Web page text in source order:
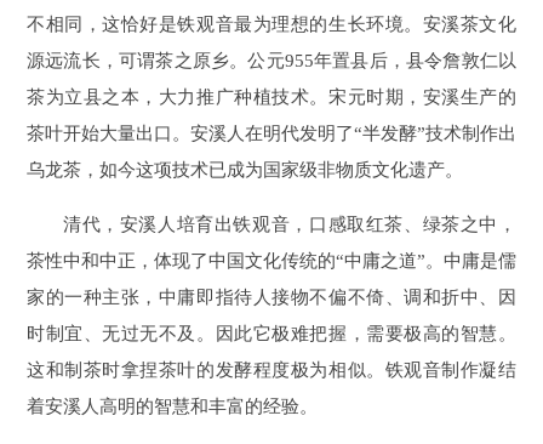
不相同，这恰好是铁观音最为理想的生长环境。安溪茶文化
源远流长，可谓茶之原乡。公元955年置县后，县令詹敦仁以
茶为立县之本，大力推广种植技术。宋元时期，安溪生产的
茶叶开始大量出口。安溪人在明代发明了“半发酵”技术制作出
乌龙茶，如今这项技术已成为国家级非物质文化遗产。
清代，安溪人培育出铁观音，口感取红茶、绿茶之中，
茶性中和中正，体现了中国文化传统的“中庸之道”。中庸是儒
家的一种主张，中庸即指待人接物不偏不倚、调和折中、因
时制宜、无过无不及。因此它极难把握，需要极高的智慧。
这和制茶时拿捏茶叶的发酵程度极为相似。铁观音制作凝结
着安溪人高明的智慧和丰富的经验。